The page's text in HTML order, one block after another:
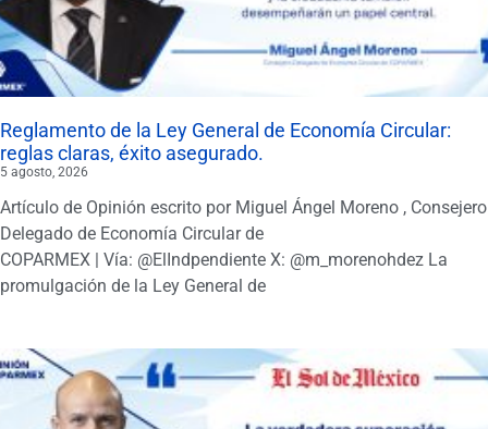
Reglamento de la Ley General de Economía Circular:
reglas claras, éxito asegurado.
5 agosto, 2026
Artículo de Opinión escrito por Miguel Ángel Moreno , Consejero
Delegado de Economía Circular de
COPARMEX | Vía: @ElIndpendiente X: @m_morenohdez La
promulgación de la Ley General de